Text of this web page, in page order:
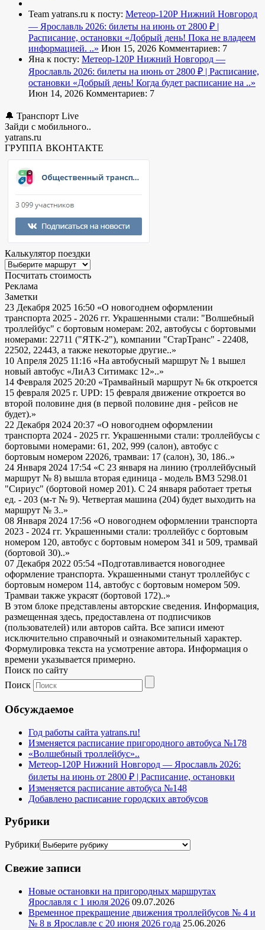
Team yatrans.ru к посту: Метеор-120Р Нижний Новгород
— Ярославль 2026: билеты на июнь от 2800 ₽ |
Расписание, остановки «Добрый день! Пока не владеем
информацией. ..» Июн 15, 2026 Комментариев: 7
Яна к посту: Метеор-120Р Нижний Новгород —
Ярославль 2026: билеты на июнь от 2800 ₽ | Расписание,
остановки «Добрый день! Когда будет расписание на ..»
Июн 14, 2026 Комментариев: 7
🔔 Транспорт Live
Зайди с мобильного..
yatrans.ru
ГРУППА ВКОНТАКТЕ
Калькулятор поездки
Посчитать стоимость
Реклама
Заметки
23 Декабря 2025 16:50 «О новогоднем оформлении
транспорта 2025 - 2026 гг. Украшенными стали: "Волшебный
троллейбус" с бортовым номерам: 202, автобусы с бортовыми
номерами: 22711 ("ЯТК-2"), компании "СтарТранс" - 22408,
22502, 22443, а также некоторые другие..»
10 Апреля 2025 11:16 «На автобусный маршрут № 1 вышел
новый автобус «ЛиАЗ Ситимакс 12»..»
14 Февраля 2025 20:20 «Трамвайный маршрут № 6к откроется
15 февраля 2025 г. UPD: 15 февраля движение откроется во
второй половине дня (в первой половине дня - рейсов не
будет).»
22 Декабря 2024 20:37 «О новогоднем оформлении
транспорта 2024 - 2025 гг. Украшенными стали: троллейбусы с
бортовыми номерами: 61, 202, 999 (салон), автобус с
бортовым номером 22026, трамваи: 17 (салон), 30, 186..»
24 Января 2024 17:54 «С 23 января на линию (троллейбусный
маршрут № 8) вышла вторая единица - модель ВМЗ 5298.01
"Сириус" (бортовой номер 201). С 24 января работает третья
ед. - 203 (м-т № 9). Четвертая машина (204) будет выходить на
маршрут № 3..»
08 Января 2024 17:56 «О новогоднем оформлении транспорта
2023 - 2024 гг. Украшенными стали: троллейбус с бортовым
номером 120, автобус с бортовым номером 341 и 509, трамвай
(бортовой 30)..»
07 Декабря 2022 05:54 «Подготавливается новогоднее
оформление транспорта. Украшенными станут троллейбус с
бортовым номером 114, автобус с бортовым номером 509.
Трамваи также украсят (бортовой 172)..»
В этом блоке представлены авторские сведения. Информация,
размещенная здесь, предоставлена от подписчиков
(пользователей) или авторов сайта. Все записи имеют
исключительно справочный и ознакомительный характер.
Формулировка текста на усмотрение автора. Информация о
времени указывается примерно.
Поиск по сайту
Поиск
Обсуждаемое
Год работы сайта yatrans.ru!
Изменяется расписание пригородного автобуса №178
«Волшебный троллейбус»..
Метеор-120Р Нижний Новгород — Ярославль 2026:
билеты на июнь от 2800 ₽ | Расписание, остановки
Изменяется расписание автобуса №148
Добавлено расписание городских автобусов
Рубрики
Рубрики
Свежие записи
Новые остановки на пригородных маршрутах
Ярославля с 1 июля 2026 09.07.2026
Временное прекращение движения троллейбусов № 4 и
№ 8 в Ярославле с 20 июня 2026 года 25.06.2026